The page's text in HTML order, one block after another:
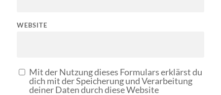
WEBSITE
Mit der Nutzung dieses Formulars erklärst du
dich mit der Speicherung und Verarbeitung
deiner Daten durch diese Website